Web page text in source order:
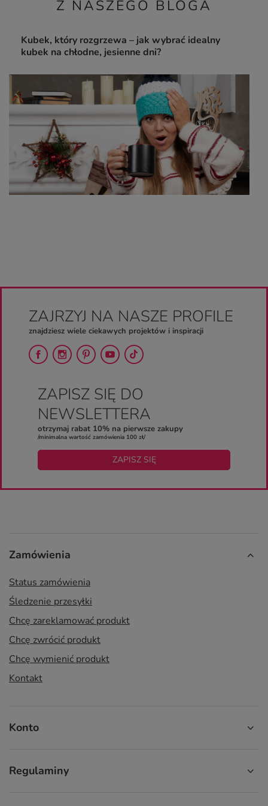
Z NASZEGO BLOGA
Kubek, który rozgrzewa – jak wybrać idealny
kubek na chłodne, jesienne dni?
ZAJRZYJ NA NASZE PROFILE
znajdziesz wiele ciekawych projektów i inspiracji
ZAPISZ SIĘ DO
NEWSLETTERA
otrzymaj rabat 10% na pierwsze zakupy
/minimalna wartość zamówienia 100 zł/
ZAPISZ SIĘ
Zamówienia
Status zamówienia
Śledzenie przesyłki
Chcę zareklamować produkt
Chcę zwrócić produkt
Chcę wymienić produkt
Kontakt
Konto
Regulaminy